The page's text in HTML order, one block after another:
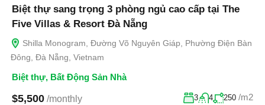
Biệt thự sang trọng 3 phòng ngủ cao cấp tại The
Five Villas & Resort Đà Nẵng
Shilla Monogram, Đường Võ Nguyên Giáp, Phường Điện Bàn
Đông, Đà Nẵng, Vietnam
Biệt thự, Bất Động Sản Nhà
$5,500 /monthly 3 4 250 /m2